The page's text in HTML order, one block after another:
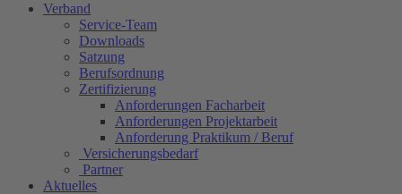
Verband
Service-Team
Downloads
Satzung
Berufsordnung
Zertifizierung
Anforderungen Facharbeit
Anforderungen Projektarbeit
Anforderung Praktikum / Beruf
Versicherungsbedarf
Partner
Aktuelles